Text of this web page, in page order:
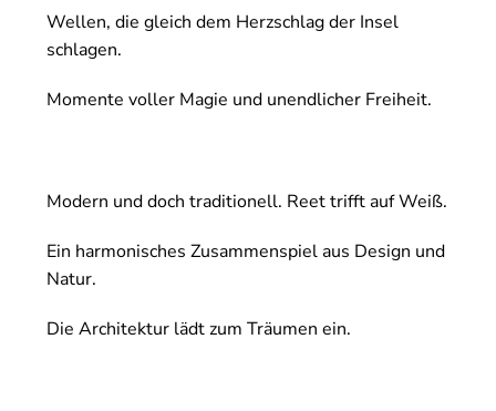
Wellen, die gleich dem Herzschlag der Insel
schlagen.
Momente voller Magie und unendlicher Freiheit.
Modern und doch traditionell. Reet trifft auf Weiß.
Ein harmonisches Zusammenspiel aus Design und
Natur.
Die Architektur lädt zum Träumen ein.